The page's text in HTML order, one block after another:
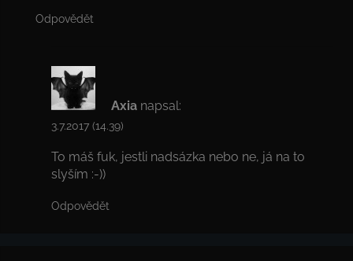
Odpovědět
Axia napsal:
3.7.2017 (14.39)
To máš fuk, jestli nadsázka nebo ne, já na to
slyším :-))
Odpovědět